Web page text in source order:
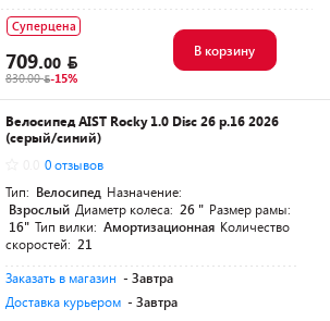
Суперцена
709.00
830.00 -15%
В корзину
Велосипед AIST Rocky 1.0 Disc 26 р.16 2026
(серый/синий)
0 отзывов
Тип: Велосипед Назначение:
Взрослый Диаметр колеса: 26 " Размер рамы:
16" Тип вилки: Амортизационная Количество
скоростей: 21
Заказать в магазин - Завтра
Доставка курьером - Завтра